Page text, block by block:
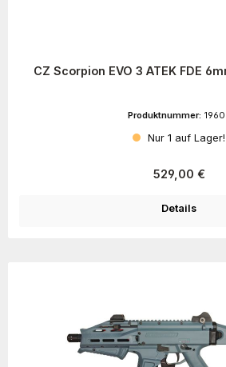
CZ Scorpion EVO 3 ATEK FDE
Produktnummer:
Nur 1 auf Lager!
Regulärer
529,00 €
Details